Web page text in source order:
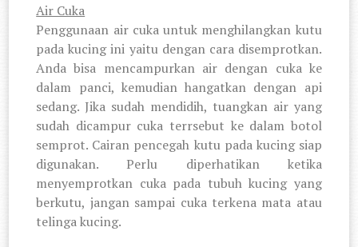
Air Cuka
Penggunaan air cuka untuk menghilangkan kutu
pada kucing ini yaitu dengan cara disemprotkan.
Anda bisa mencampurkan air dengan cuka ke
dalam panci, kemudian hangatkan dengan api
sedang. Jika sudah mendidih, tuangkan air yang
sudah dicampur cuka terrsebut ke dalam botol
semprot. Cairan pencegah kutu pada kucing siap
digunakan. Perlu diperhatikan ketika
menyemprotkan cuka pada tubuh kucing yang
berkutu, jangan sampai cuka terkena mata atau
telinga kucing.